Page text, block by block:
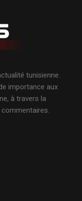
tunisienne.
importance aux
à travers la